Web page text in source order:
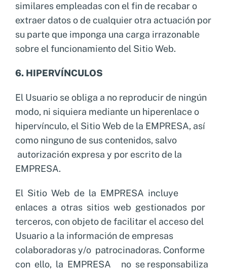
similares empleadas con el fin de recabar o
extraer datos o de cualquier otra actuación por
su parte que imponga una carga irrazonable
sobre el funcionamiento del Sitio Web.
6. HIPERVÍNCULOS
El Usuario se obliga a no reproducir de ningún
modo, ni siquiera mediante un hiperenlace o
hipervínculo, el Sitio Web de la EMPRESA, así
como ninguno de sus contenidos, salvo
autorización expresa y por escrito de la
EMPRESA.
El Sitio Web de la EMPRESA incluye
enlaces a otras sitios web gestionados por
terceros, con objeto de facilitar el acceso del
Usuario a la información de empresas
colaboradoras y/o patrocinadoras. Conforme
con ello, la EMPRESA no se responsabiliza